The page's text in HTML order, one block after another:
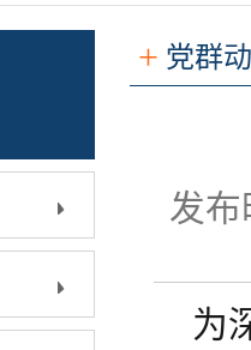
+ 党群
发
为